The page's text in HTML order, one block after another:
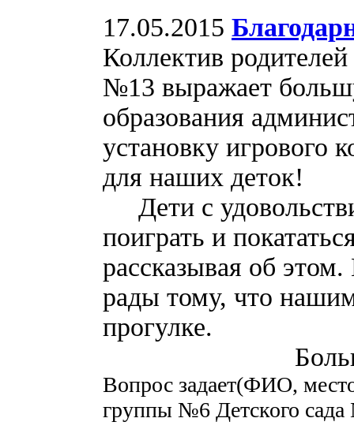
17.05.2015
Коллектив
№13 выражает
образования
установку игрового
для наших деток!
Дети с
поиграть и
рассказывая об
рады тому, что
прогулке.
Большое
Вопрос задает(ФИО,
группы №6 Детского